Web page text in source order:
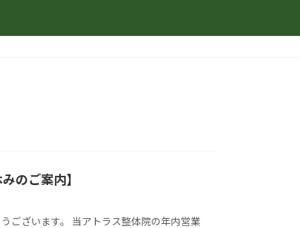
のご案内】
ございます。 当アトラス整体院の年内営業